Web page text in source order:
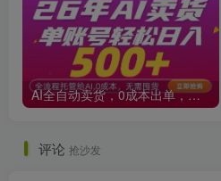
AI全自动卖货，0成本出单，单账号轻松日入500+，24小时出收益，无需囤货【揭秘】
评论 抢沙发